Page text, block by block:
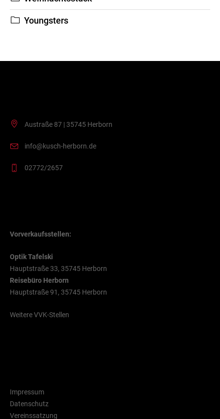
Youngsters
Austraße 87 | 35745 Herborn
info@kusch-herborn.de
02772/2657
Vorverkaufsstellen:
Optik Tafelski
Hauptstraße 33, 35745 Herborn
Reisebüro Herborn
Hauptstraße 91, 35745 Herborn
Weitere VVK-Stellen
Impressum
Datenschutz
Vereinssatzung